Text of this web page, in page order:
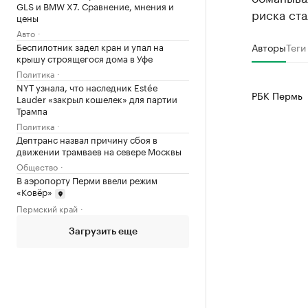
GLS и BMW X7. Сравнение, мнения и
цены
Авто
Беспилотник задел кран и упал на
крышу строящегося дома в Уфе
Политика
NYT узнала, что наследник Estée
Lauder «закрыл кошелек» для партии
Трампа
Политика
Дептранс назвал причину сбоя в
движении трамваев на севере Москвы
Общество
В аэропорту Перми ввели режим
«Ковёр»
Пермский край
Загрузить еще
риска
АвторыТеги
РБК Пермь